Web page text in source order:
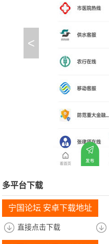
<
多平台下载
宁国论坛 安卓下载地址
直接点击下载